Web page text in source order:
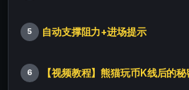
5 自动支撑阻力+进场提示
6 【视频教程】熊猫玩币K线后的秘